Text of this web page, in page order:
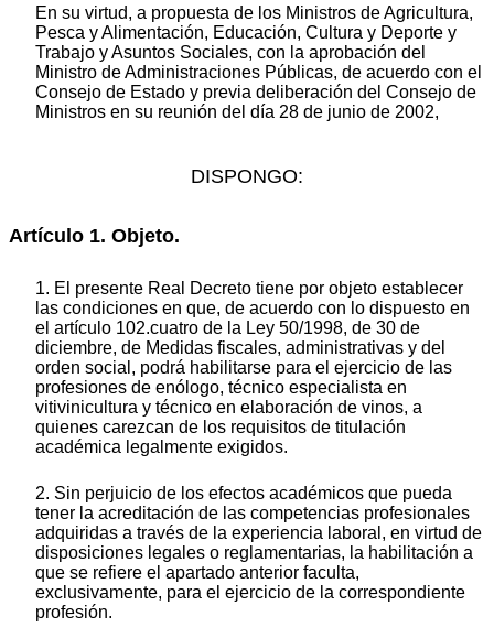
En su virtud, a propuesta de los Ministros de Agricultura,
Pesca y Alimentación, Educación, Cultura y Deporte y
Trabajo y Asuntos Sociales, con la aprobación del
Ministro de Administraciones Públicas, de acuerdo con el
Consejo de Estado y previa deliberación del Consejo de
Ministros en su reunión del día 28 de junio de 2002,
DISPONGO:
Artículo 1. Objeto.
1. El presente Real Decreto tiene por objeto establecer
las condiciones en que, de acuerdo con lo dispuesto en
el artículo 102.cuatro de la Ley 50/1998, de 30 de
diciembre, de Medidas fiscales, administrativas y del
orden social, podrá habilitarse para el ejercicio de las
profesiones de enólogo, técnico especialista en
vitivinicultura y técnico en elaboración de vinos, a
quienes carezcan de los requisitos de titulación
académica legalmente exigidos.
2. Sin perjuicio de los efectos académicos que pueda
tener la acreditación de las competencias profesionales
adquiridas a través de la experiencia laboral, en virtud de
disposiciones legales o reglamentarias, la habilitación a
que se refiere el apartado anterior faculta,
exclusivamente, para el ejercicio de la correspondiente
profesión.